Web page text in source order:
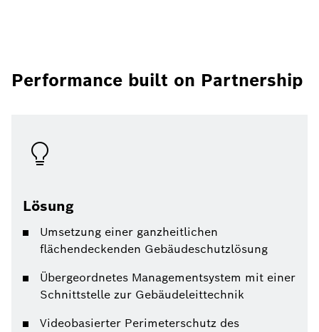
Performance built on Partnership
Lösung
Umsetzung einer ganzheitlichen
flächendeckenden Gebäudeschutzlösung
Übergeordnetes Managementsystem mit einer
Schnittstelle zur Gebäudeleittechnik
Videobasierter Perimeterschutz des